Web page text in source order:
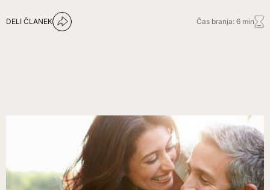
DELI ČLANEK Čas branja: 6 min